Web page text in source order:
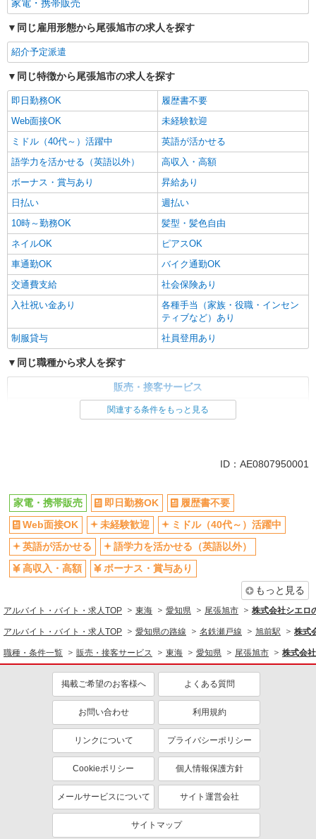
家電・携帯販売
同じ雇用形態から尾張旭市の求人を探す
紹介予定派遣
同じ特徴から尾張旭市の求人を探す
即日勤務OK
履歴書不要
Web面接OK
未経験歓迎
ミドル（40代～）活躍中
英語が活かせる
語学力を活かせる（英語以外）
高収入・高額
ボーナス・賞与あり
昇給あり
日払い
週払い
10時～勤務OK
髪型・髪色自由
ネイルOK
ピアスOK
車通勤OK
バイク通勤OK
交通費支給
社会保険あり
入社祝い金あり
各種手当（家族・役職・インセン
ティブなど）あり
制服貸与
社員登用あり
同じ職種から求人を探す
販売・接客サービス
日払い
車通勤OK
交通費支給
社会保険あり
社員登用あり
関連する条件をもっと見る
ID：AE0807950001
家電・携帯販売 即日勤務OK
履歴書不要
Web面接OK
未経験歓迎
ミドル（40代～）活躍中
英語が活かせる
語学力を活かせる（英語以外）
高収入・高額
ボーナス・賞与あり
もっと見る
アルバイト・バイト・求人TOP 東海 愛知県 尾張旭市 株式会社シエロ
アルバイト・バイト・求人TOP 愛知県の路線 名鉄瀬戸線 旭前駅 株式
職種・条件一覧 販売・接客サービス 東海 愛知県 尾張旭市 株式会
掲載ご希望のお客様へ よくある質問
お問い合わせ 利用規約
リンクについて プライバシーポリシー
Cookieポリシー 個人情報保護方針
メールサービスについて サイト運営会社
サイトマップ